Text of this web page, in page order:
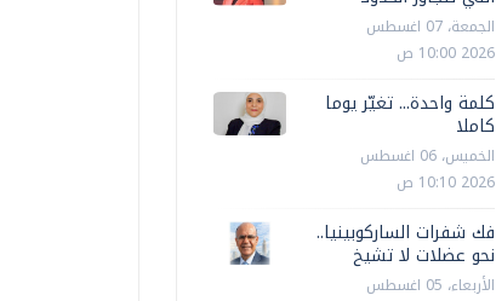
الجمعة، 07 اغسطس
2026 10:00 ص
كلمة واحدة... تغيّر يوما
كاملا
الخميس، 06 اغسطس
2026 10:10 ص
فك شفرات الساركوبينيا..
نحو عضلات لا تشيخ
الأربعاء، 05 اغسطس